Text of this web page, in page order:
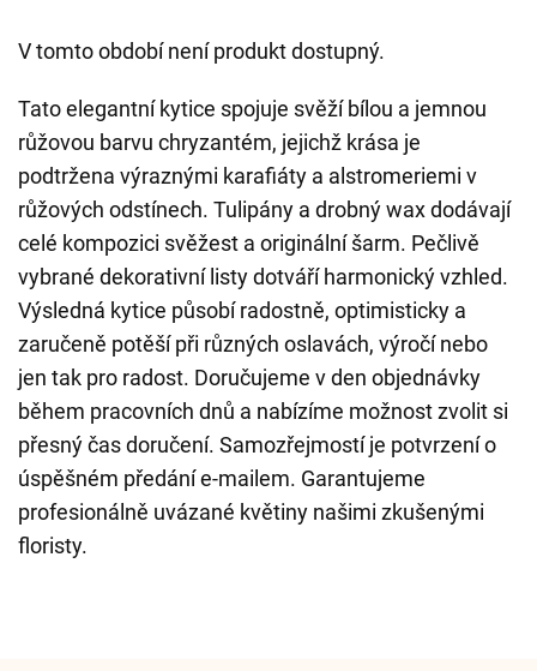
V tomto období není produkt dostupný.
Tato elegantní kytice spojuje svěží bílou a jemnou
růžovou barvu chryzantém, jejichž krása je
podtržena výraznými karafiáty a alstromeriemi v
růžových odstínech. Tulipány a drobný wax dodávají
celé kompozici svěžest a originální šarm. Pečlivě
vybrané dekorativní listy dotváří harmonický vzhled.
Výsledná kytice působí radostně, optimisticky a
zaručeně potěší při různých oslavách, výročí nebo
jen tak pro radost. Doručujeme v den objednávky
během pracovních dnů a nabízíme možnost zvolit si
přesný čas doručení. Samozřejmostí je potvrzení o
úspěšném předání e-mailem. Garantujeme
profesionálně uvázané květiny našimi zkušenými
floristy.